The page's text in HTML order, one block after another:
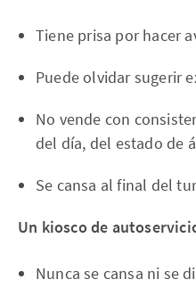
Tiene prisa por hacer
Puede olvidar sugerir
No vende con
del día, del estado de
Se cansa al final del
Un kiosco de
Nunca se cansa ni se